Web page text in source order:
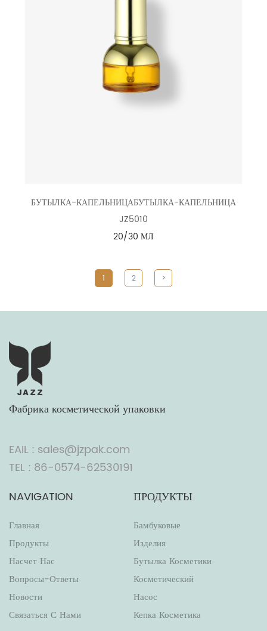
БУТЫЛКА-КАПЕЛЬНИЦАБУТЫЛКА-КАПЕЛЬНИЦА
JZ5010
20/30 МЛ
1 2 >
Фабрика косметической упаковки
EAIL : sales@jzpak.com
TEL : 86-0574-62530191
NAVIGATION
Главная
Продукты
Насчет Нас
Вопросы-Ответы
Новости
Связаться С Нами
ПРОДУКТЫ
Бамбуковые
Изделия
Бутылка Косметики
Косметический
Насос
Кепка Косметика